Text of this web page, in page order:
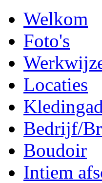
Welkom
Foto's
Locaties
Bedrijf/
Boudoir
Intiem